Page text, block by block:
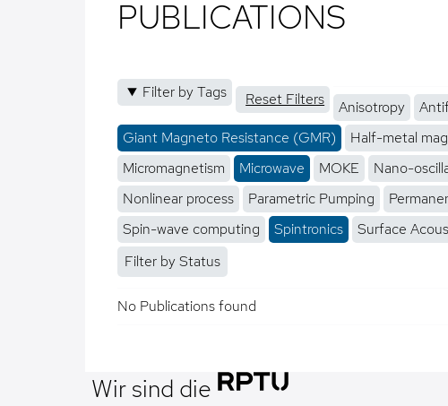
PUBLICATIONS
Filter by Tags Reset Filters Anisotropy
Giant Magneto Resistance (GMR)
Half-metal
Micromagnetism
Microwave MOKE Nano-
Nonlinear process
Parametric Pumping
Spin-wave computing
Spintronics Surface
Filter by Status
No Publications found
Wir sind die